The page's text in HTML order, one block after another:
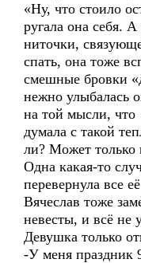
«Ну, что стоило
ругала она себя.
ниточки,
спать, она тоже
смешные бровки
нежно улыбалась
на той мысли, что
думала с такой
ли? Может
Одна какая-то
перевернула все
Вячеслав тоже
невесты, и всё не
Девушка только
-У меня праздник